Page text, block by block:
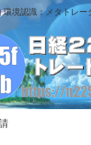
環境認識：メタトレー